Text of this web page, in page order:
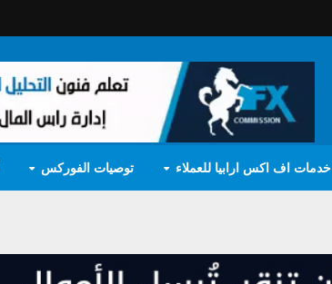
خدمات اف اكس ارابيا للعملاء توصيات الفوركس